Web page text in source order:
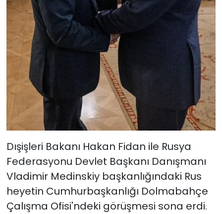
Dışişleri Bakanı Hakan Fidan ile Rusya
Federasyonu Devlet Başkanı Danışmanı
Vladimir Medinskiy başkanlığındaki Rus
heyetin Cumhurbaşkanlığı Dolmabahçe
Çalışma Ofisi'ndeki görüşmesi sona erdi.